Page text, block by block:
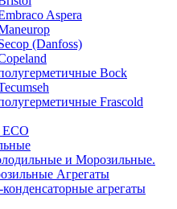
Aspera
(Danfoss)
Bock
Frascold
и Морозильные.
Агрегаты
агрегаты